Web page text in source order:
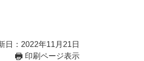
日：2022年11月21日
印刷ページ表示